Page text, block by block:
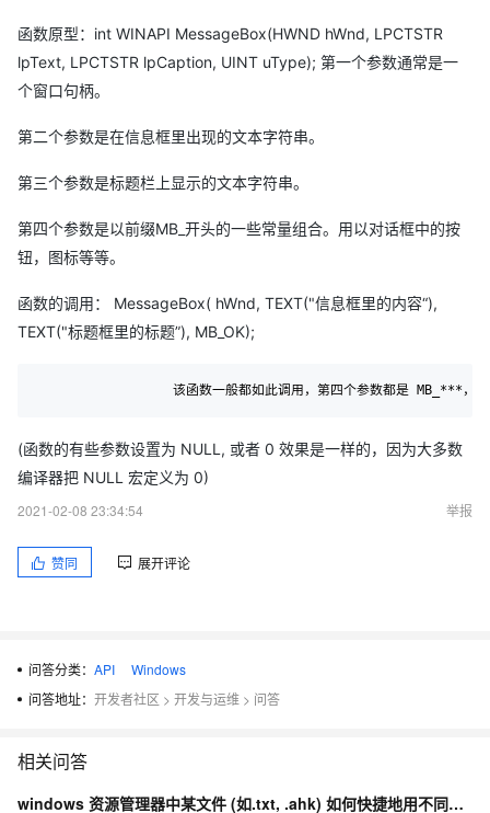
函数原型：int WINAPI MessageBox(HWND hWnd, LPCTSTR
lpText, LPCTSTR lpCaption, UINT uType); 第一个参数通常是一
个窗口句柄。
第二个参数是在信息框里出现的文本字符串。
第三个参数是标题栏上显示的文本字符串。
第四个参数是以前缀MB_开头的一些常量组合。用以对话框中的按
钮，图标等等。
函数的调用： MessageBox( hWnd, TEXT("信息框里的内容“),
TEXT("标题框里的标题”), MB_OK);
(函数的有些参数设置为 NULL, 或者 0 效果是一样的，因为大多数
编译器把 NULL 宏定义为 0)
2021-02-08 23:34:54
举报
赞同 展开评论
问答分类： API
Windows
问答地址： 开发者社区 > 开发与运维 > 问答
相关问答
windows 资源管理器中某文件 (如.txt, .ahk) 如何快捷地用不同程序打开？